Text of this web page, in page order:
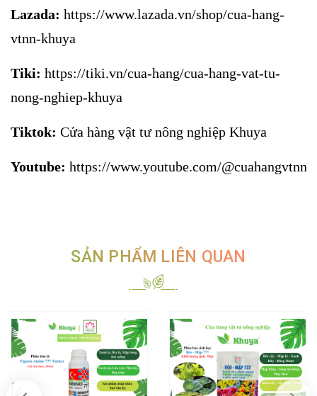
Lazada: https://www.lazada.vn/shop/cua-hang-
vtnn-khuya
Tiki: https://tiki.vn/cua-hang/cua-hang-vat-tu-
nong-nghiep-khuya
Tiktok: Cửa hàng vật tư nông nghiệp Khuya
Youtube: https://www.youtube.com/
SẢN PHẨM LIÊN QUAN